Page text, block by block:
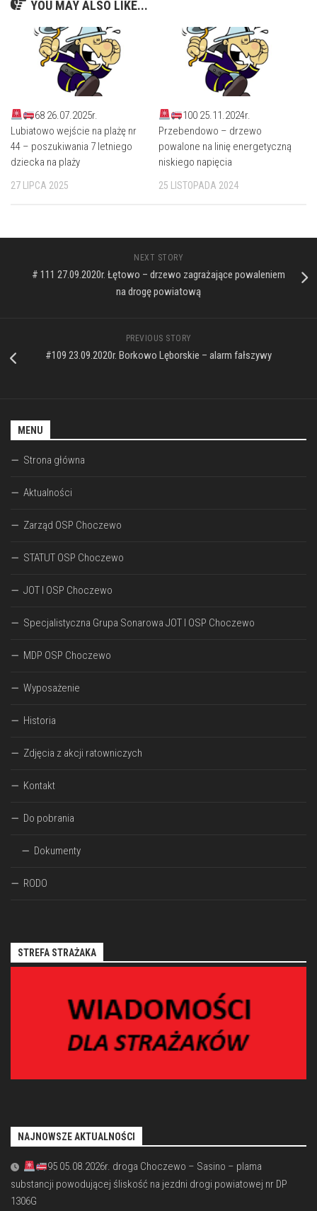
YOU MAY ALSO LIKE...
68 26.07.2025r.
Lubiatowo wejście na plażę nr
44 – poszukiwania 7 letniego
dziecka na plaży
27 LIPCA 2025
100 25.11.2024r.
Przebendowo – drzewo
powalone na linię energetyczną
niskiego napięcia
25 LISTOPADA 2024
NEXT STORY
# 111 27.09.2020r. Łętowo – drzewo zagrażające powaleniem
na drogę powiatową
PREVIOUS STORY
#109 23.09.2020r. Borkowo Lęborskie – alarm fałszywy
MENU
Strona główna
Aktualności
Zarząd OSP Choczewo
STATUT OSP Choczewo
JOT I OSP Choczewo
Specjalistyczna Grupa Sonarowa JOT I OSP Choczewo
MDP OSP Choczewo
Wyposażenie
Historia
Zdjęcia z akcji ratowniczych
Kontakt
Do pobrania
Dokumenty
RODO
STREFA STRAŻAKA
NAJNOWSZE AKTUALNOŚCI
95 05.08.2026r. droga Choczewo – Sasino – plama
substancji powodującej śliskość na jezdni drogi powiatowej nr DP
1306G